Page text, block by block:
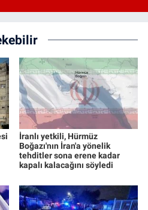
İranlı yetkili, Hürmüz
Boğazı'nın İran'a yönelik
tehditler sona erene kadar
kapalı kalacağını söyledi